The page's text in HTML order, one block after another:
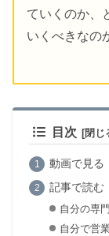
ていくのか、
いくべきなの
目次
動画で見る
記事で読む
自分の専
自分で営